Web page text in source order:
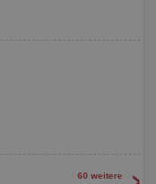
60 weitere